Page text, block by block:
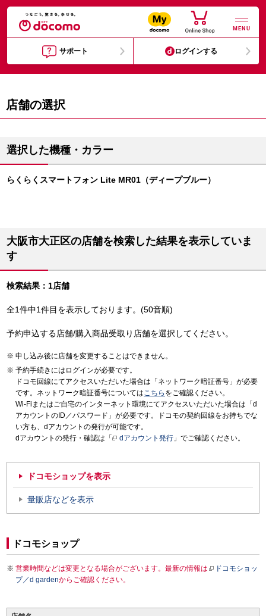
MENU
サポート ログインする
店舗の選択
選択した機種・カラー
らくらくスマートフォン Lite MR01（ディープブルー）
大阪市大正区の店舗を検索した結果を表示していま
す
検索結果：1店舗
全1件中1件目を表示しております。(50音順)
予約申込する店舗/購入商品受取り店舗を選択してください。
申し込み後に店舗を変更することはできません。
予約手続きにはログインが必要です。
ドコモ回線にてアクセスいただいた場合は「ネットワーク暗証番号」が必要
です。ネットワーク暗証番号についてはこちら をご確認ください。
Wi-Fiまたはご自宅のインターネット環境にてアクセスいただいた場合は「d
アカウントのID／パスワード」が必要です。ドコモの契約回線をお持ちでな
い方も、dアカウントの発行が可能です。
dアカウントの発行・確認は「
dアカウント発行 」でご確認ください。
ドコモショップを表示
量販店などを表示
ドコモショップ
営業時間などは変更となる場合がございます。最新の情報は
ドコモショッ
プ／d gardenからご確認ください。